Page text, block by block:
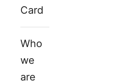
Card
Who
we
are